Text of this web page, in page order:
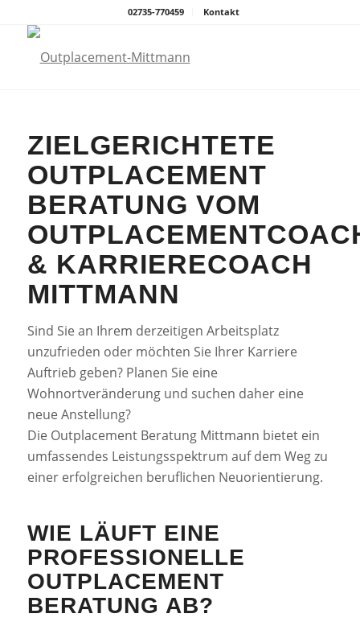
02735-770459 Kontakt
ZIELGERICHTETE
OUTPLACEMENT
BERATUNG VOM
& KARRIERECOACH
MITTMANN
Sind Sie an Ihrem derzeitigen Arbeitsplatz
unzufrieden oder möchten Sie Ihrer Karriere
Auftrieb geben? Planen Sie eine
Wohnortveränderung und suchen daher eine
neue Anstellung?
Die Outplacement Beratung Mittmann bietet ein
umfassendes Leistungsspektrum auf dem Weg zu
einer erfolgreichen beruflichen Neuorientierung.
WIE LÄUFT EINE
PROFESSIONELLE
OUTPLACEMENT
BERATUNG AB?